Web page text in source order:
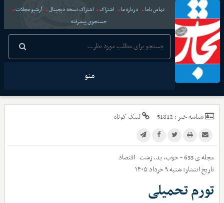
تماس باما درباره ما اشتراک اشتراک نسخه دیجیتال
آرشیو مجلات
جستجوی پیشرفته
منو
شناسه خبر : 51812 لینک کوتاه
مجله ی 633 - خوب، بد، زشت
اقتصاد
تاریخ انتشار:شنبه ۹ خرداد ۱۴۰۵
تورم تحمیلی